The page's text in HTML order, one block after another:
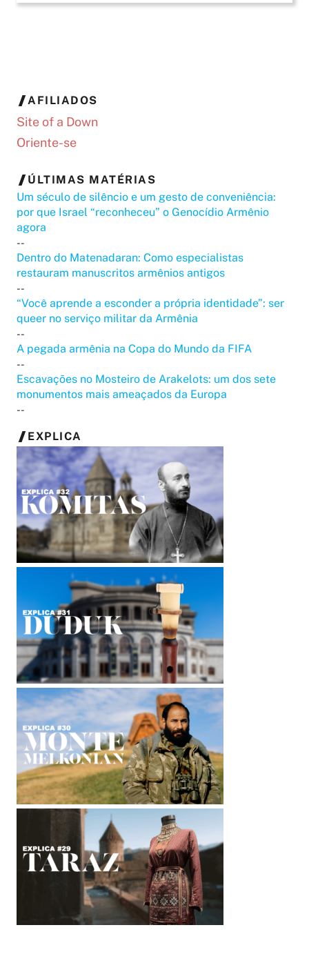
AFILIADOS
Site of a Down
Oriente-se
ÚLTIMAS MATÉRIAS
Um século de silêncio e um gesto de conveniência:
por que Israel “reconheceu” o Genocídio Armênio
agora
--
Dentro do Matenadaran: Como especialistas
restauram manuscritos armênios antigos
--
“Você aprende a esconder a própria identidade”: ser
queer no serviço militar da Armênia
--
A pegada armênia na Copa do Mundo da FIFA
--
Escavações no Mosteiro de Arakelots: um dos sete
monumentos mais ameaçados da Europa
--
EXPLICA